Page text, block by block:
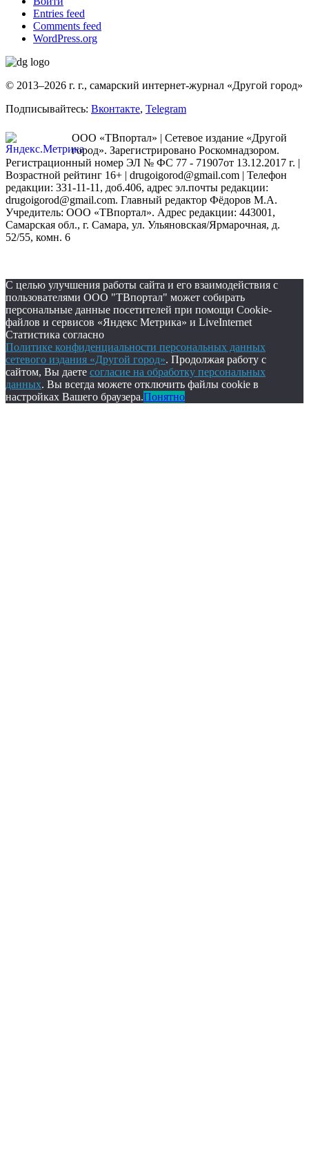
Entries feed
Comments feed
WordPress.org
© 2013–2026 г. г., самарский интернет-журнал «Другой город»
Подписывайтесь: Вконтакте, Telegram
ООО «ТВпортал» | Сетевое издание «Другой
город». Зарегистрировано Роскомнадзором.
Регистрационный номер ЭЛ № ФС 77 - 71907от 13.12.2017 г. |
Возрастной рейтинг 16+ | drugoigorod@gmail.com | Телефон
редакции: 331-11-11, доб.406, адрес эл.почты редакции:
drugoigorod@gmail.com. Главный редактор Фёдоров М.А.
Учредитель: ООО «ТВпортал». Адрес редакции: 443001,
Самарская обл., г. Самара, ул. Ульяновская/Ярмарочная, д.
52/55, комн. 6
С целью улучшения работы сайта и его взаимодействия с
пользователями ООО "ТВпортал" может собирать
персональные данные посетителей при помощи Cookie-
файлов и сервисов «Яндекс Метрика» и LiveInternet
Статистика согласно
Политике конфиденциальности персональных данных
сетевого издания «Другой город». Продолжая работу с
сайтом, Вы даете согласие на обработку персональных
данных. Вы всегда можете отключить файлы cookie в
настройках Вашего браузера.Понятно